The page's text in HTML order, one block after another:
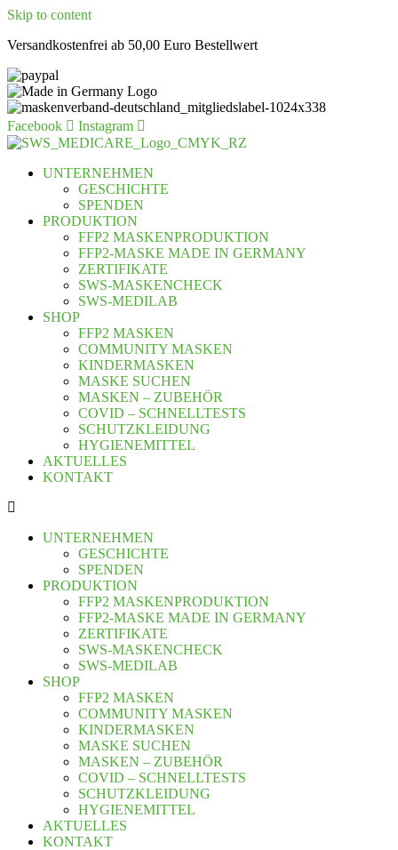
Skip to content
Versandkostenfrei ab 50,00 Euro Bestellwert
Facebook Instagram
UNTERNEHMEN
GESCHICHTE
SPENDEN
PRODUKTION
FFP2 MASKENPRODUKTION
FFP2-MASKE MADE IN GERMANY
ZERTIFIKATE
SWS-MASKENCHECK
SWS-MEDILAB
SHOP
FFP2 MASKEN
COMMUNITY MASKEN
KINDERMASKEN
MASKE SUCHEN
MASKEN – ZUBEHÖR
COVID – SCHNELLTESTS
SCHUTZKLEIDUNG
HYGIENEMITTEL
AKTUELLES
KONTAKT
UNTERNEHMEN
GESCHICHTE
SPENDEN
PRODUKTION
FFP2 MASKENPRODUKTION
FFP2-MASKE MADE IN GERMANY
ZERTIFIKATE
SWS-MASKENCHECK
SWS-MEDILAB
SHOP
FFP2 MASKEN
COMMUNITY MASKEN
KINDERMASKEN
MASKE SUCHEN
MASKEN – ZUBEHÖR
COVID – SCHNELLTESTS
SCHUTZKLEIDUNG
HYGIENEMITTEL
AKTUELLES
KONTAKT